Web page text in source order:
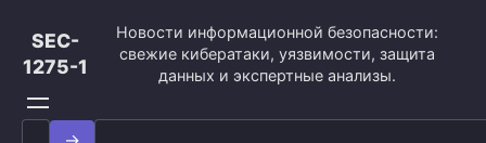
контенту
SEC-
1275-1
Новости информационной безопасности:
свежие кибератаки, уязвимости, защита
данных и экспертные анализы.
Search